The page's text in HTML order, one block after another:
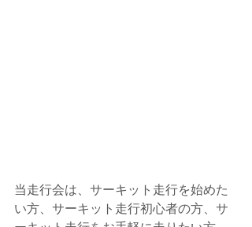
当走行会は、サーキット走行を始めた
い方、サーキット走行初心者の方、サ